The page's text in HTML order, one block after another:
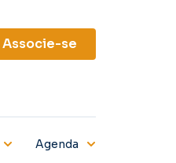
Associe-se
Agenda